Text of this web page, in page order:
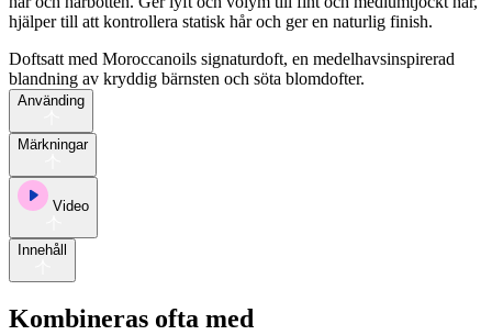
hjälper till att kontrollera statisk hår och ger en naturlig finish.
Doftsatt med Moroccanoils signaturdoft, en medelhavsinspirerad
blandning av kryddig bärnsten och söta blomdofter.
Använding
Märkningar
Video
Innehåll
Kombineras ofta med